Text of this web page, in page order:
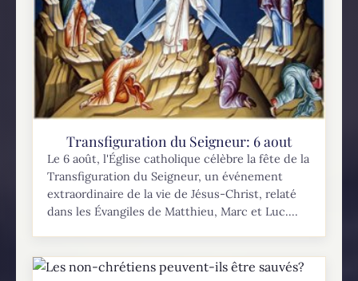
Transfiguration du Seigneur: 6 aout
Le 6 août, l'Église catholique célèbre la fête de la
Transfiguration du Seigneur, un événement
extraordinaire de la vie de Jésus-Christ, relaté
dans les Évangiles de Matthieu, Marc et Luc....